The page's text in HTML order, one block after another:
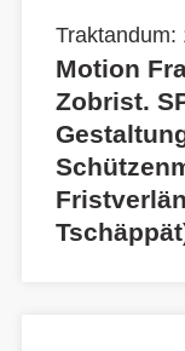
Traktandum:
Motion
Zobrist.